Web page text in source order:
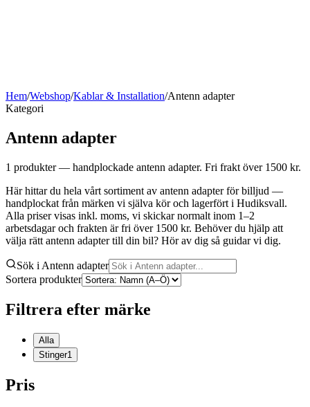
Hem/Webshop/Kablar & Installation/Antenn adapter
Kategori
Antenn adapter
1 produkter— handplockade antenn adapter. Fri frakt över 1500 kr.
Här hittar du hela vårt sortiment av antenn adapter för billjud —
handplockat från märken vi själva kör och lagerfört i Hudiksvall.
Alla priser visas inkl. moms, vi skickar normalt inom 1–2
arbetsdagar och frakten är fri över 1500 kr. Behöver du hjälp att
välja rätt antenn adapter till din bil? Hör av dig så guidar vi dig.
Sök i Antenn adapter
Sortera produkter
Filtrera efter märke
Alla
Stinger1
Pris